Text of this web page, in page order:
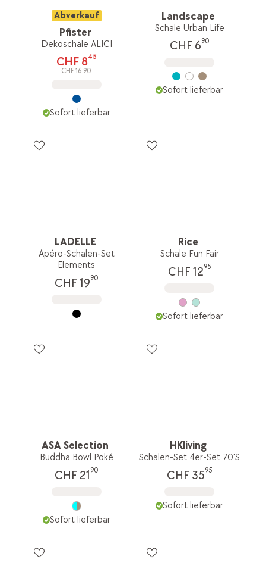
Abverkauf
Pfister
Dekoschale ALICI
CHF 845
CHF 16.90
Sofort lieferbar
Landscape
Schale Urban Life
CHF 690
Sofort lieferbar
LADELLE
Apéro-Schalen-Set
Elements
CHF 1990
Rice
Schale Fun Fair
CHF 1295
Sofort lieferbar
ASA Selection
Buddha Bowl Poké
CHF 21 90
Sofort lieferbar
HKliving
Schalen-Set 4er-Set 70'S
CHF 3595
Sofort lieferbar